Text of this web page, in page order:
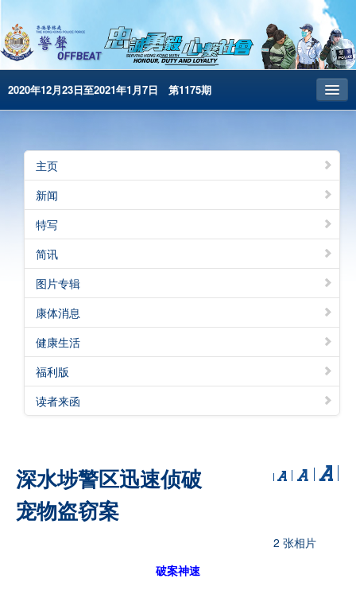
2020年12月23日至2021年1月7日 第1175期
昔日警声
警务处主页
繁體版
English
电子书版
警声特刊
主页
新闻
特写
简讯
图片专辑
康体消息
健康生活
福利版
读者来函
深水埗警区迅速侦破
宠物盗窃案
2 张相片
破案神速